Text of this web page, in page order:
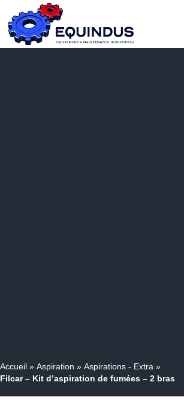
Accueil » Aspiration » Aspirations - Extra »
Filcar – Kit d’aspiration de fumées – 2 bras